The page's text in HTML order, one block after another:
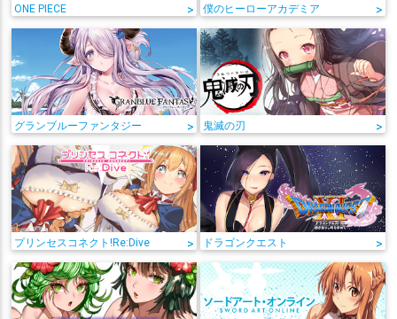
ONE PIECE > 僕のヒーローアカデミア >
グランブルーファンタジー > 鬼滅の刃 >
プリンセスコネクト!Re:Dive > ドラゴンクエスト >